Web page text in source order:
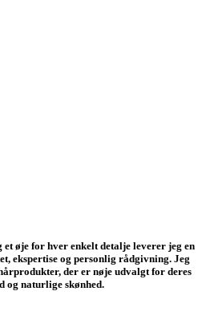
et øje for hver enkelt detalje leverer jeg en
ekspertise og personlig rådgivning. Jeg
der er nøje udvalgt for deres
og naturlige skønhed.